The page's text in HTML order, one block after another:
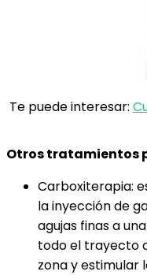
Te puede interesar:
Otros tratamientos
Carboxiterapia:
la inyección de
agujas finas a
todo el trayecto
zona y estimular